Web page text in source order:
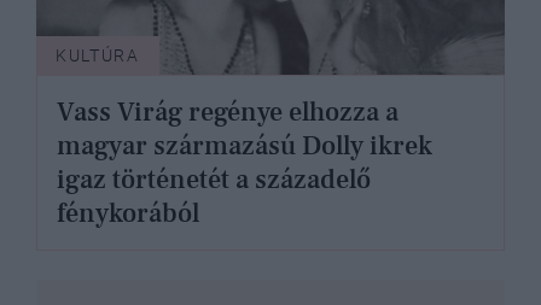
KULTÚRA
Vass Virág regénye elhozza a
magyar származású Dolly ikrek
igaz történetét a századelő
fénykorából